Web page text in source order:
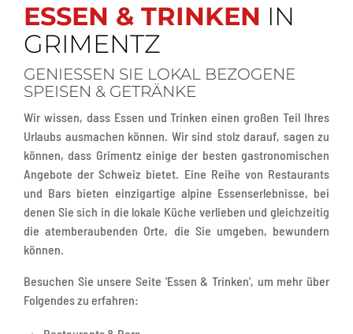
ESSEN & TRINKEN IN
GRIMENTZ
GENIESSEN SIE LOKAL BEZOGENE S
PEISEN & GETRÄNKE
Wir wissen, dass Essen und Trinken einen großen Teil Ihres
Urlaubs ausmachen können. Wir sind stolz darauf, sagen zu
können, dass Grimentz einige der besten gastronomischen
Angebote der Schweiz bietet. Eine Reihe von Restaurants
und Bars bieten einzigartige alpine Essenserlebnisse, bei
denen Sie sich in die lokale Küche verlieben und gleichzeitig
die atemberaubenden Orte, die Sie umgeben, bewundern
können.
Besuchen Sie unsere Seite 'Essen & Trinken', um mehr über
Folgendes zu erfahren: